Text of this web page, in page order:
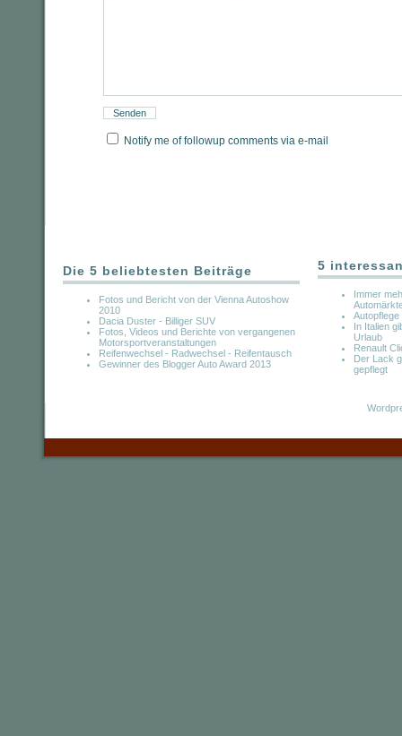
Notify me of followup comments via e-mail
Die 5 beliebtesten Beiträge
Fotos und Bericht von der Vienna Autoshow
2010
Dacia Duster - Billiger SUV
Fotos, Videos und Berichte von vergangenen
Motorsportveranstaltungen
Reifenwechsel - Radwechsel - Reifentausch
Gewinner des Blogger Auto Award 2013
5
Immer
In Italien
Urlaub
Renault
Der Lack
gepflegt